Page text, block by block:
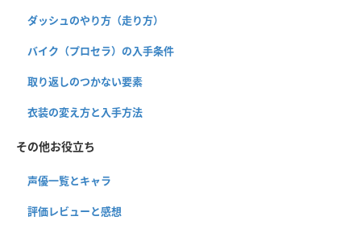
ダッシュのやり方（走り方）
バイク（プロセラ）の入手条件
取り返しのつかない要素
衣装の変え方と入手方法
その他お役立ち
声優一覧とキャラ
評価レビューと感想